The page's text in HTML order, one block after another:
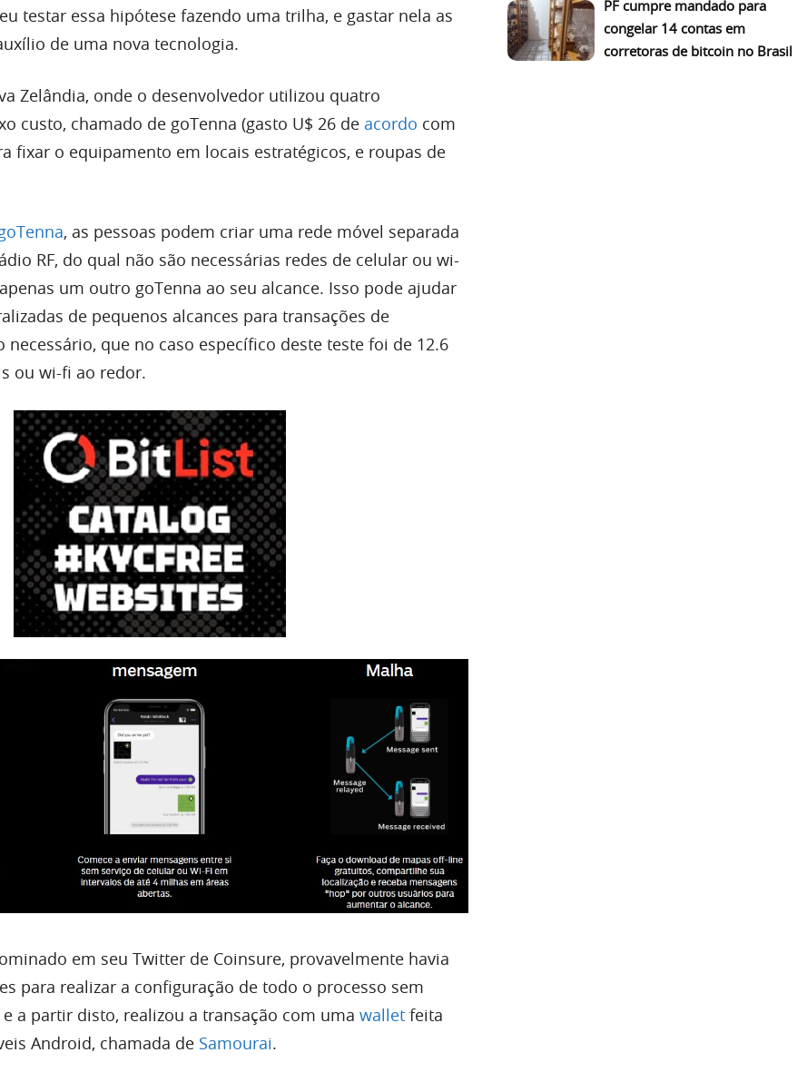
testar essa hipótese fazendo uma trilha, e gastar nela as
de uma nova tecnologia.
Zelândia, onde o desenvolvedor utilizou quatro
custo, chamado de goTenna (gasto U$ 26 de acordo com
fixar o equipamento em locais estratégicos, e roupas de
, as pessoas podem criar uma rede móvel separada
RF, do qual não são necessárias redes de celular ou wi-
um outro goTenna ao seu alcance. Isso pode ajudar
de pequenos alcances para transações de
que no caso específico deste teste foi de 12.6
ou wi-fi ao redor.
em seu Twitter de Coinsure, provavelmente havia
para realizar a configuração de todo o processo sem
a partir disto, realizou a transação com uma wallet feita
Android, chamada de Samourai.
PF cumpre mandado para
congelar 14 contas em
corretoras de bitcoin no Brasil